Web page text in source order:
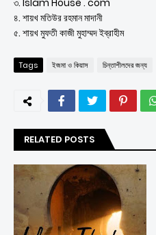
৩. Islam House . com
৪. শায়খ মতিউর রহমান মাদানী
৫. শায়খ মুফতী কাজী মুহাম্মদ ইব্রাহীম
Tags ইজমা ও কিয়াস চিন্তাশীলদের জন্য
RELATED POSTS